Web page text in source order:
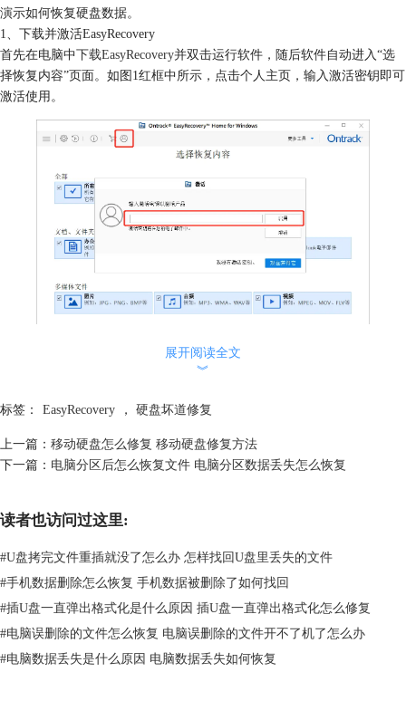
演示如何恢复硬盘数据。
1、下载并激活EasyRecovery
首先在电脑中下载EasyRecovery并双击运行软件，随后软件自动进入“选
择恢复内容”页面。如图1红框中所示，点击个人主页，输入激活密钥即可
激活使用。
图1：输入激活密钥
返回“选择恢复内容”页面，要想修复硬盘中的数据，勾选软件页面“全
部”下的选项“所有数据”，随后点击“下一个”，进入“从恢复”页面。
展开阅读全文
︾
标签： EasyRecovery ， 硬盘坏道修复
上一篇： 移动硬盘怎么修复 移动硬盘修复方法
下一篇： 电脑分区后怎么恢复文件 电脑分区数据丢失怎么恢复
读者也访问过这里:
#U盘拷完文件重插就没了怎么办 怎样找回U盘里丢失的文件
#手机数据删除怎么恢复 手机数据被删除了如何找回
#插U盘一直弹出格式化是什么原因 插U盘一直弹出格式化怎么修复
#电脑误删除的文件怎么恢复 电脑误删除的文件开不了机了怎么办
#电脑数据丢失是什么原因 电脑数据丢失如何恢复